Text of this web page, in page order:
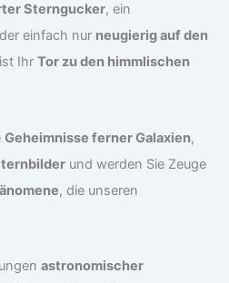
Sterngucker, ein
einfach nur neugierig auf den
IhrTor zu den himmlischen
Geheimnisse ferner Galaxien,
und werden Sie Zeuge
, die unseren
astronomischer